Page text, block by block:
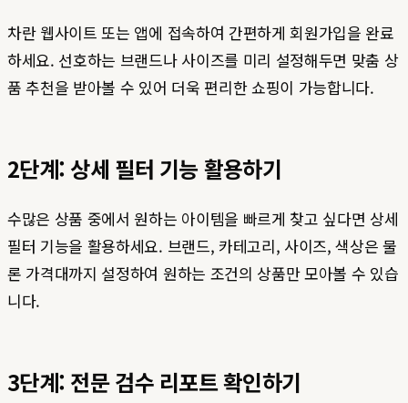
차란 웹사이트 또는 앱에 접속하여 간편하게 회원가입을 완료
하세요. 선호하는 브랜드나 사이즈를 미리 설정해두면 맞춤 상
품 추천을 받아볼 수 있어 더욱 편리한 쇼핑이 가능합니다.
2단계: 상세 필터 기능 활용하기
수많은 상품 중에서 원하는 아이템을 빠르게 찾고 싶다면 상세
필터 기능을 활용하세요. 브랜드, 카테고리, 사이즈, 색상은 물
론 가격대까지 설정하여 원하는 조건의 상품만 모아볼 수 있습
니다.
3단계: 전문 검수 리포트 확인하기